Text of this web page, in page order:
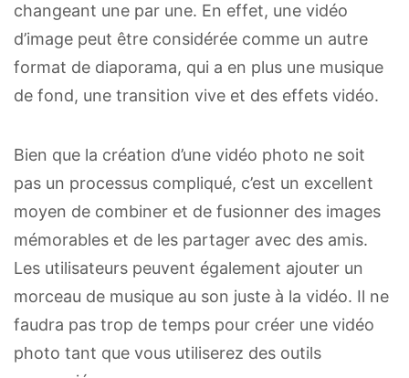
changeant une par une. En effet, une vidéo
d’image peut être considérée comme un autre
format de diaporama, qui a en plus une musique
de fond, une transition vive et des effets vidéo.
Bien que la création d’une vidéo photo ne soit
pas un processus compliqué, c’est un excellent
moyen de combiner et de fusionner des images
mémorables et de les partager avec des amis.
Les utilisateurs peuvent également ajouter un
morceau de musique au son juste à la vidéo. Il ne
faudra pas trop de temps pour créer une vidéo
photo tant que vous utiliserez des outils